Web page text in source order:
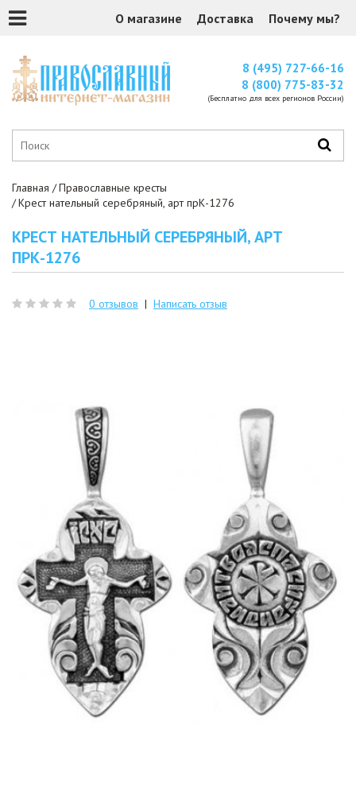
О магазине Доставка Почему мы?
8 (495) 727-66-16
8 (800) 775-83-32
(Бесплатно для всех регионов России)
Главная
Православные кресты
Крест нательный серебряный, арт прК-1276
КРЕСТ НАТЕЛЬНЫЙ СЕРЕБРЯНЫЙ, АРТ
ПРК-1276
0 отзывов | Написать отзыв